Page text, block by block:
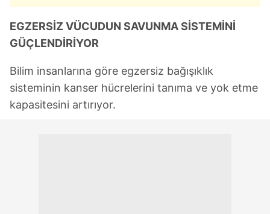
EGZERSİZ VÜCUDUN SAVUNMA SİSTEMİNİ
GÜÇLENDİRİYOR
Bilim insanlarına göre egzersiz bağışıklık
sisteminin kanser hücrelerini tanıma ve yok etme
kapasitesini artırıyor.